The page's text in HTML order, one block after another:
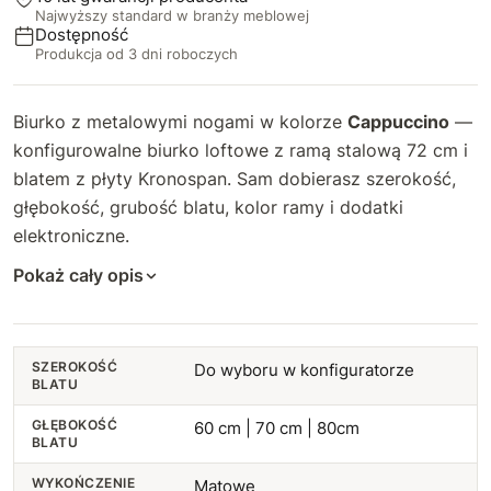
93 cm
95 cm +50 zł
96 cm +54 zł
97 cm
98 cm
100 cm
101 cm
72 cm
74 cm +137 zł
75 cm +146 zł
76 cm
77 cm
78 cm
79 cm
80 cm
Najwyższy standard w branży meblowej
Dostępność
Produkcja od 3 dni roboczych
Biurko z metalowymi nogami w kolorze Cappuccino —
konfigurowalne biurko loftowe z ramą stalową 72 cm i
blatem z płyty Kronospan. Sam dobierasz szerokość,
głębokość, grubość blatu, kolor ramy i dodatki
elektroniczne.
Pokaż cały opis
SZEROKOŚĆ
BLATU
Do wyboru w konfiguratorze
GŁĘBOKOŚĆ
BLATU
60 cm | 70 cm | 80cm
WYKOŃCZENIE Matowe